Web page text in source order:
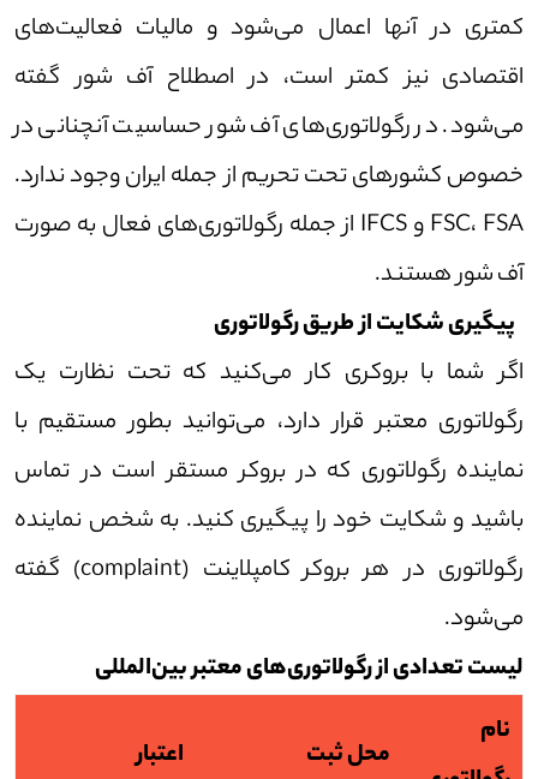
کمتری در آنها اعمال می‌شود و مالیات فعالیت‌های
اقتصادی نیز کمتر است، در اصطلاح آف شور گفته
می‌شود. در رگولاتوری‌های آف شور حساسیت آنچنانی در
خصوص کشور‌های تحت تحریم از جمله ایران وجود ندارد.
FSC، FSA و IFCS از جمله رگولاتوری‌های فعال به صورت
آف شور هستند.
پیگیری شکایت از طریق رگولاتوری
اگر شما با بروکری کار می‌کنید که تحت نظارت یک
رگولاتوری معتبر قرار دارد، می‌توانید بطور مستقیم با
نماینده رگولاتوری که در بروکر مستقر است در تماس
باشید و شکایت خود را پیگیری کنید. به شخص نماینده
رگولاتوری در هر بروکر کامپلاینت (complaint) گفته
می‌شود.
لیست تعدادی از رگولاتوری‌های معتبر بین‌المللی
نام
محل ثبت اعتبار